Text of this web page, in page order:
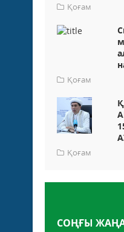
Қоғам
Қоғам
Қоғам
СОҢҒЫ